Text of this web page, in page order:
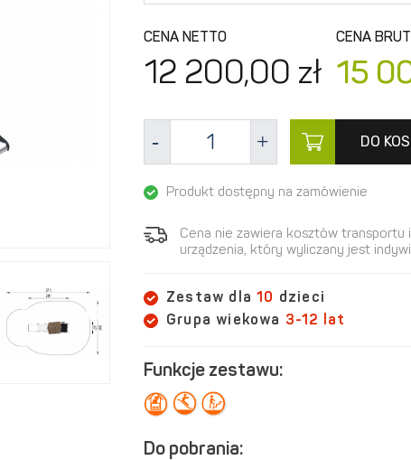
CENA NETTO
12 200,00 zł
CENA
15
DO
Produkt dostępny na zamówienie
Cena nie zawiera kosztów transportu
urządzenia, który wyliczany jest
Zestaw dla10 dzieci
Grupa wiekowa 3-12 lat
Funkcje zestawu:
Do pobrania: